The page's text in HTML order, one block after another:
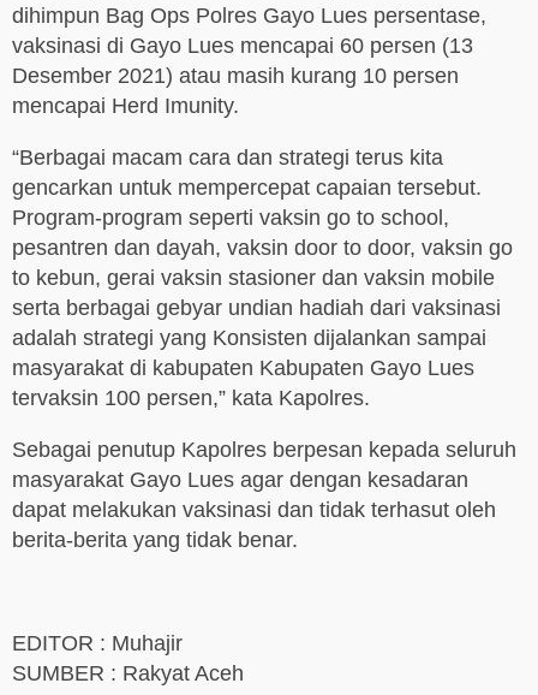
dihimpun Bag Ops Polres Gayo Lues persentase,
vaksinasi di Gayo Lues mencapai 60 persen (13
Desember 2021) atau masih kurang 10 persen
mencapai Herd Imunity.
“Berbagai macam cara dan strategi terus kita
gencarkan untuk mempercepat capaian tersebut.
Program-program seperti vaksin go to school,
pesantren dan dayah, vaksin door to door, vaksin go
to kebun, gerai vaksin stasioner dan vaksin mobile
serta berbagai gebyar undian hadiah dari vaksinasi
adalah strategi yang Konsisten dijalankan sampai
masyarakat di kabupaten Kabupaten Gayo Lues
tervaksin 100 persen,” kata Kapolres.
Sebagai penutup Kapolres berpesan kepada seluruh
masyarakat Gayo Lues agar dengan kesadaran
dapat melakukan vaksinasi dan tidak terhasut oleh
berita-berita yang tidak benar.
EDITOR : Muhajir
SUMBER : Rakyat Aceh